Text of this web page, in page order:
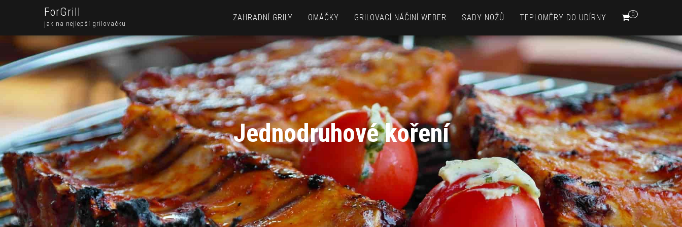
ForGrill
jak na nejlepší grilovačku
0
ZAHRADNÍ GRILY OMÁČKY GRILOVACÍ NÁČINÍ WEBER SADY NOŽŮ TEPLOMĚRY DO UDÍRNY
Jednodruhové koření